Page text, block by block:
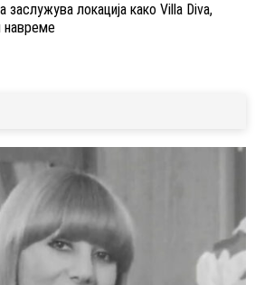
локација како Villa Diva,
навреме